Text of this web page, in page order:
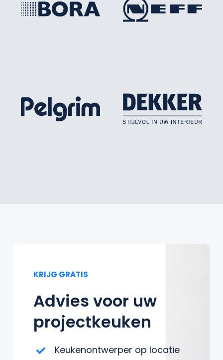
KRIJG GRATIS
Advies voor uw
projectkeuken
Keukenontwerper op locatie